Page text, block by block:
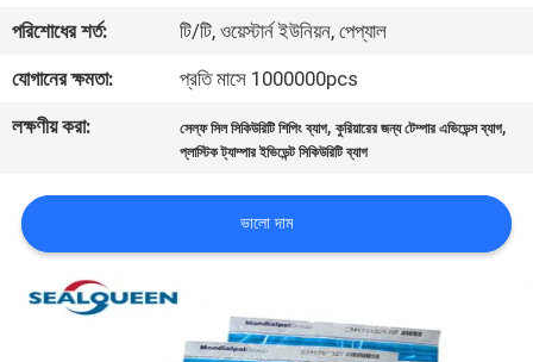
যোগাযোগ
করুন
উদ্ধৃতির
আবেদন
সাইট
পরিশোধের শর্ত:
টি/টি, ওয়েস্টার্ন ইউনিয়ন, পেপ্যাল
যোগানের ক্ষমতা:
প্রতি মাসে 1000000pcs
লক্ষণীয় করা:
সেল্ফ সিল সিকিউরিটি শিপিং ব্যাগ,কুরিয়ারের জন্য টেম্পার এভিডেন্স ব্যাগ,
প্লাস্টিক ট্যাম্পার ইভিডেন্ট সিকিউরিটি ব্যাগ
ভালো দাম